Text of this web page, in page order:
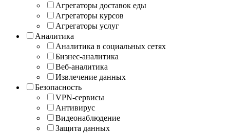
Агрегаторы доставок еды
Агрегаторы курсов
Агрегаторы услуг
Аналитика
Аналитика в социальных сетях
Бизнес-аналитика
Веб-аналитика
Извлечение данных
Безопасность
VPN-сервисы
Антивирус
Видеонаблюдение
Защита данных